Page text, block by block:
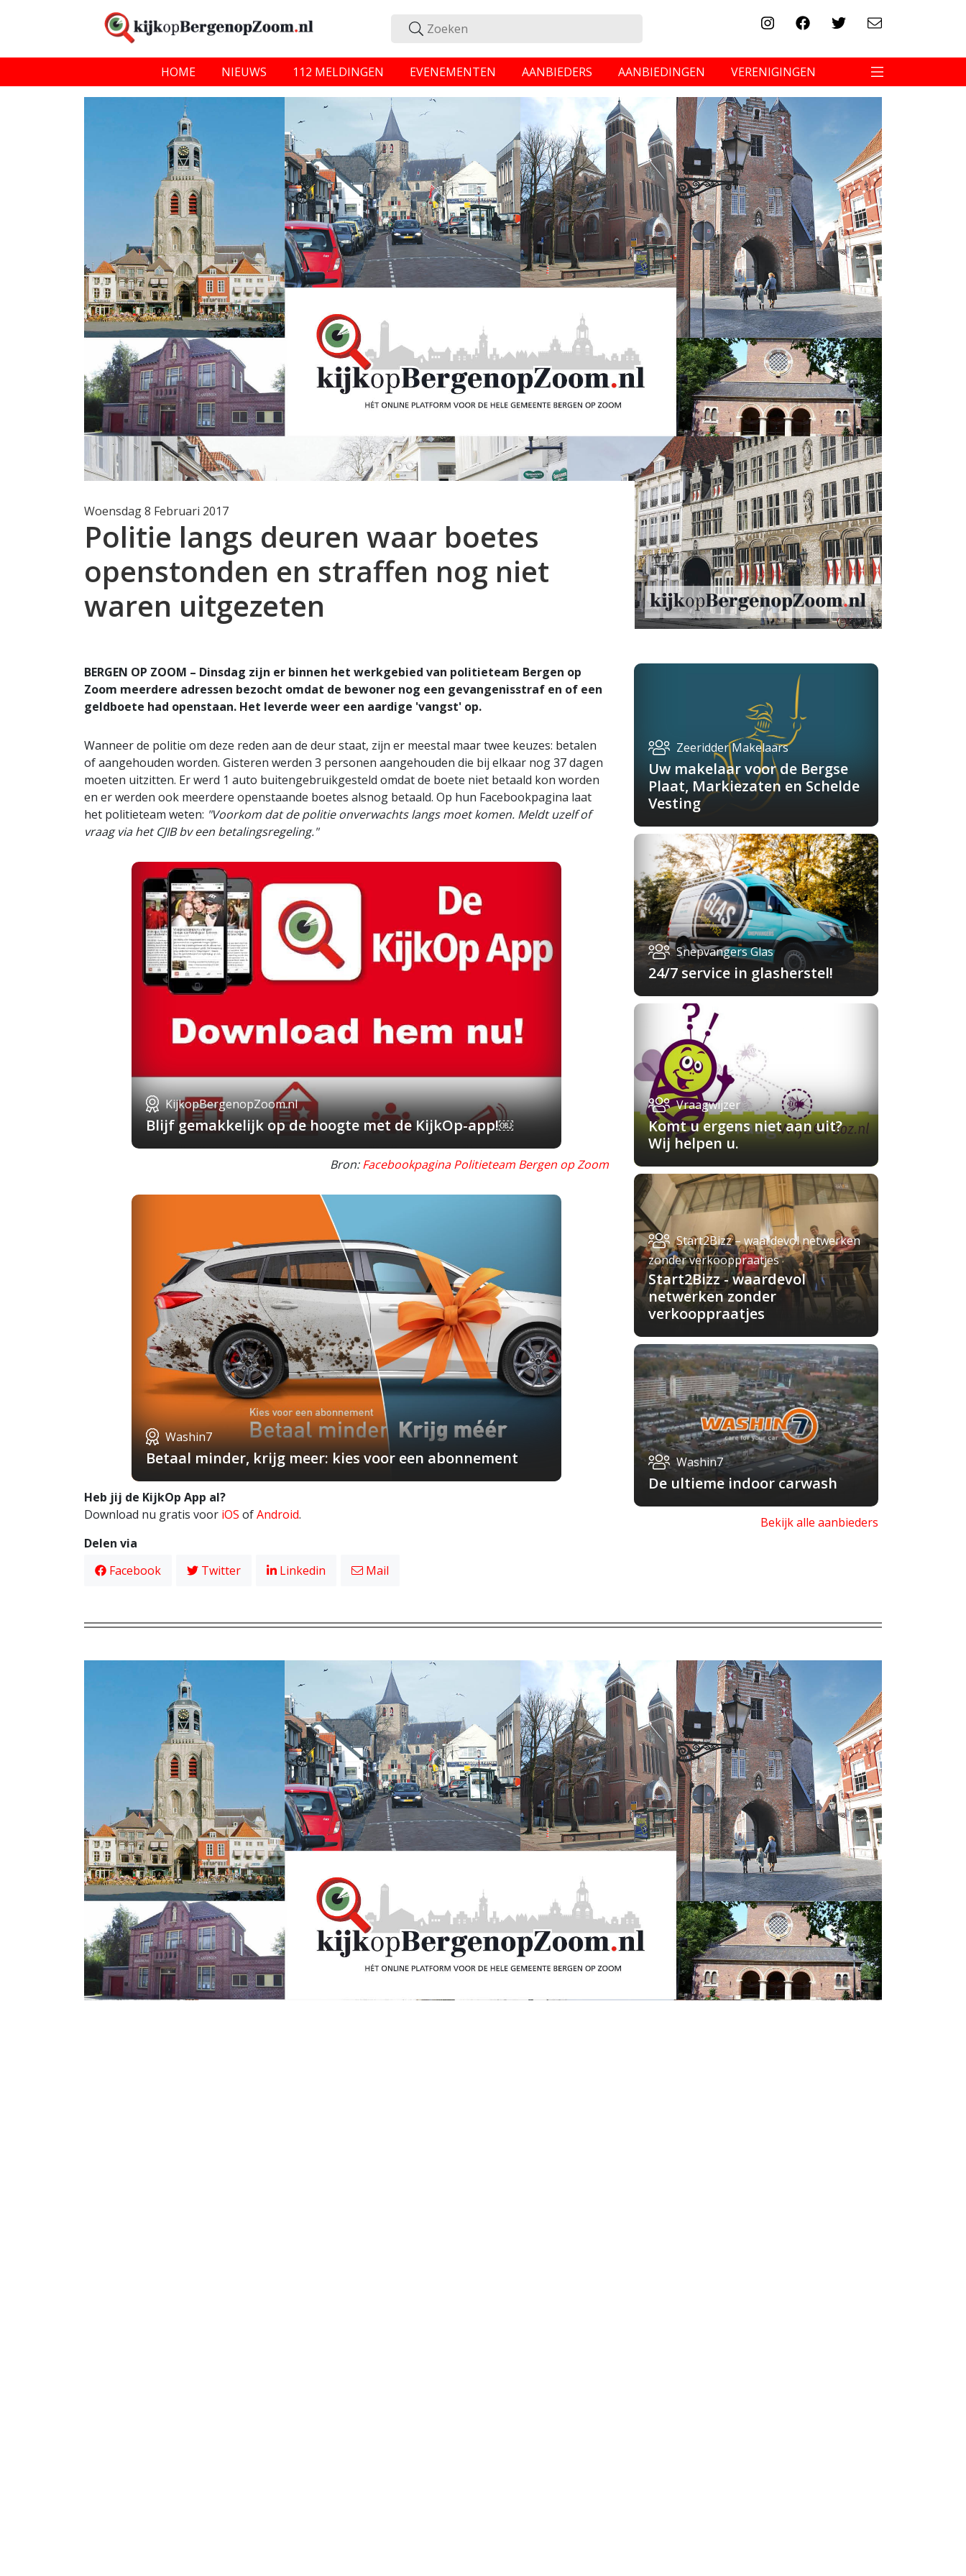
HOME NIEUWS 112 MELDINGEN EVENEMENTEN AANBIEDERS AANBIEDINGEN VERENIGINGEN
Woensdag 8 Februari 2017
Politie langs deuren waar boetes
openstonden en straffen nog niet
waren uitgezeten
BERGEN OP ZOOM – Dinsdag zijn er binnen het werkgebied van politieteam Bergen op
Zoom meerdere adressen bezocht omdat de bewoner nog een gevangenisstraf en of een
geldboete had openstaan. Het leverde weer een aardige 'vangst' op.
Wanneer de politie om deze reden aan de deur staat, zijn er meestal maar twee keuzes: betalen
of aangehouden worden. Gisteren werden 3 personen aangehouden die bij elkaar nog 37 dagen
moeten uitzitten. Er werd 1 auto buitengebruikgesteld omdat de boete niet betaald kon worden
en er werden ook meerdere openstaande boetes alsnog betaald. Op hun Facebookpagina laat
het politieteam weten: "Voorkom dat de politie onverwachts langs moet komen. Meldt uzelf of
vraag via het CJIB bv een betalingsregeling."
KijkopBergenopZoom.nl
Blijf gemakkelijk op de hoogte met de KijkOp-app!￼
Bron:Facebookpagina Politieteam Bergen op Zoom
Washin7
Betaal minder, krijg meer: kies voor een abonnement
Heb jij de KijkOp App al?
Download nu gratis voor iOS ofAndroid.
Delen via
Facebook
Twitter Linkedin Mail
Zeeridder Makelaars
Uw makelaar voor de Bergse
Plaat, Markiezaten en Schelde
Vesting
Snepvangers Glas
24/7 service in glasherstel!
Vraagwijzer
Komt u ergens niet aan uit?
Wij helpen u.
Start2Bizz – waardevol netwerken
zonder verkooppraatjes
Start2Bizz - waardevol
netwerken zonder
verkooppraatjes
Washin7
De ultieme indoor carwash
Bekijk alle aanbieders